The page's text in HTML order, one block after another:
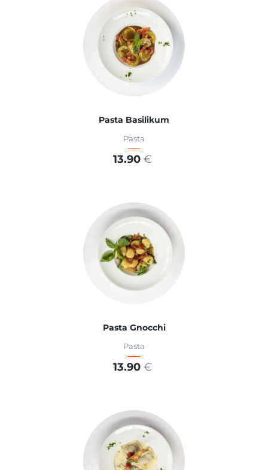
Pasta Basilikum
Pasta
13.90 €
Pasta Gnocchi
Pasta
13.90 €